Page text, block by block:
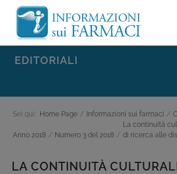
EDITORIALI
Sei qui: Home Page / Informazioni sui farmaci /
Anno 2018 / Numero 3 del 2018 /
La continuità
di ricerca alle
LA CONTINUITÀ